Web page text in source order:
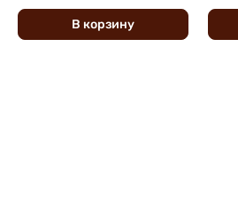
В корзину